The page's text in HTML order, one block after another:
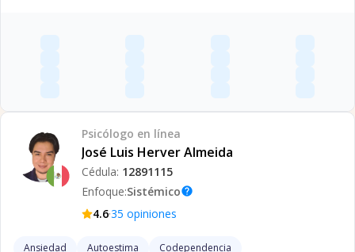
Psicólogo en línea
José Luis Herver Almeida
Cédula: 12891115
Enfoque:Sistémicohelp
4.6·35 opiniones
Ansiedad Autoestima
Codependencia